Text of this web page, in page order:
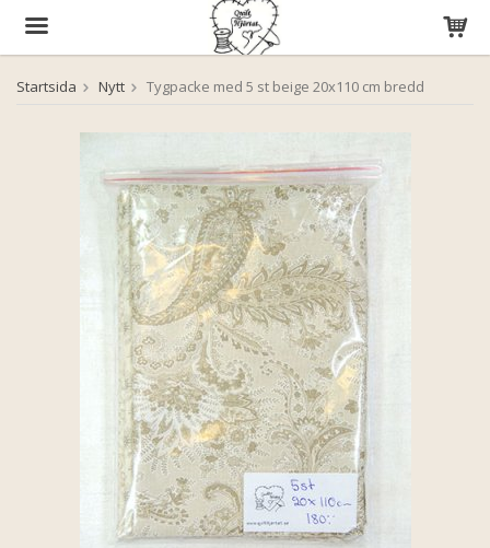
Produkten har blivit tillagd i varukorgen
Startsida Nytt Tygpacke med 5 st beige 20x110 cm bredd